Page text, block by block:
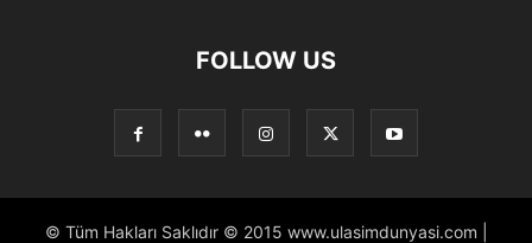
FOLLOW US
© Tüm Hakları Saklıdır © 2015 www.ulasimdunyasi.com |